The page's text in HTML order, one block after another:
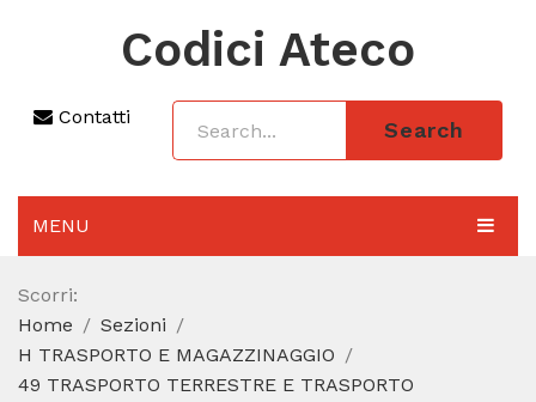
Codici Ateco
Contatti
Search
MENU
AGGIORNAMENTO 2025
SEZIONI
CODICE ATECO A COSA SERVE
Scorri:
Home
Sezioni
H TRASPORTO E MAGAZZINAGGIO
49 TRASPORTO TERRESTRE E TRASPORTO